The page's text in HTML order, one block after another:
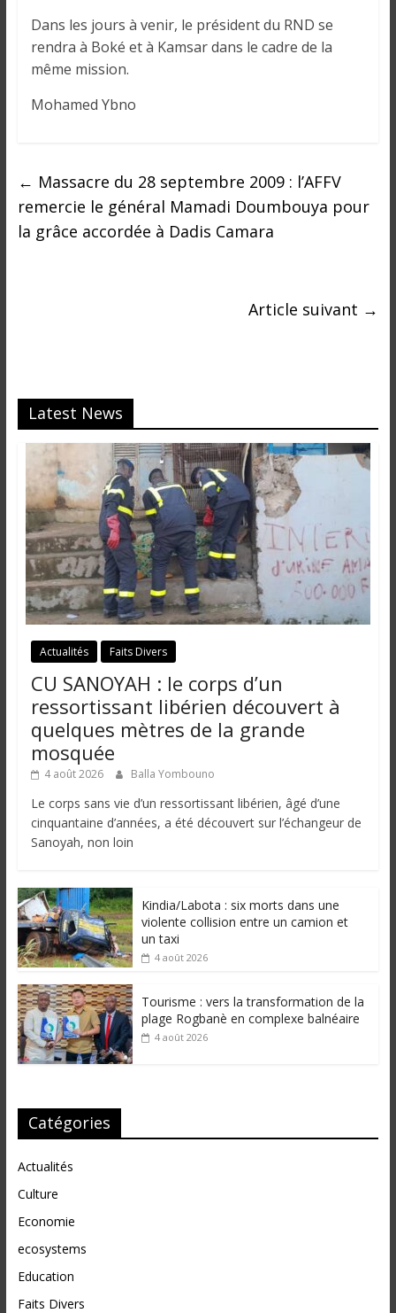
Dans les jours à venir, le président du RND se
rendra à Boké et à Kamsar dans le cadre de la
même mission.
Mohamed Ybno
← Massacre du 28 septembre 2009 : l’AFFV
remercie le général Mamadi Doumbouya pour
la grâce accordée à Dadis Camara
Article suivant →
Latest News
Actualités Faits Divers
CU SANOYAH : le corps d’un
ressortissant libérien découvert à
quelques mètres de la grande
mosquée
4 août 2026 Balla Yombouno
Le corps sans vie d’un ressortissant libérien, âgé d’une
cinquantaine d’années, a été découvert sur l’échangeur de
Sanoyah, non loin
Kindia/Labota : six morts dans une
violente collision entre un camion et
un taxi
4 août 2026
Tourisme : vers la transformation de la
plage Rogbanè en complexe balnéaire
4 août 2026
Catégories
Actualités
Culture
Economie
ecosystems
Education
Faits Divers